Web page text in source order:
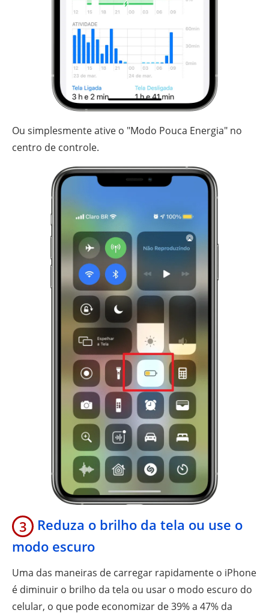
Ou simplesmente ative o "Modo Pouca Energia" no
centro de controle.
3
Reduza o brilho da tela ou use o
modo escuro
Uma das maneiras de carregar rapidamente o iPhone
é diminuir o brilho da tela ou usar o modo escuro do
celular, o que pode economizar de 39% a 47% da